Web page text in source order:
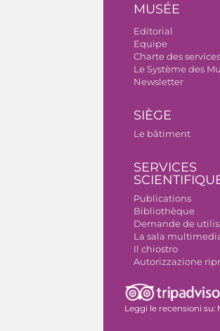
MUSÉE
Editorial
Equipe
Charte des services
Le Système des
Newsletter
SIÈGE
Le bâtiment
SERVICES
Publications
Bibliothèque
Demande de
La sala
Il chiostro
Autorizzazione
Leggi le recensioni su: